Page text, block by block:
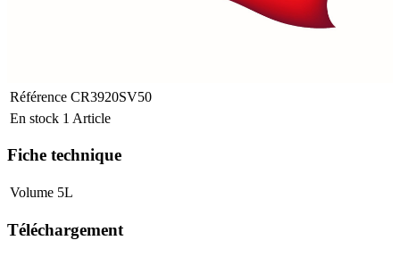
Référence CR3920SV50
En stock 1 Article
Fiche technique
Volume 5L
Téléchargement